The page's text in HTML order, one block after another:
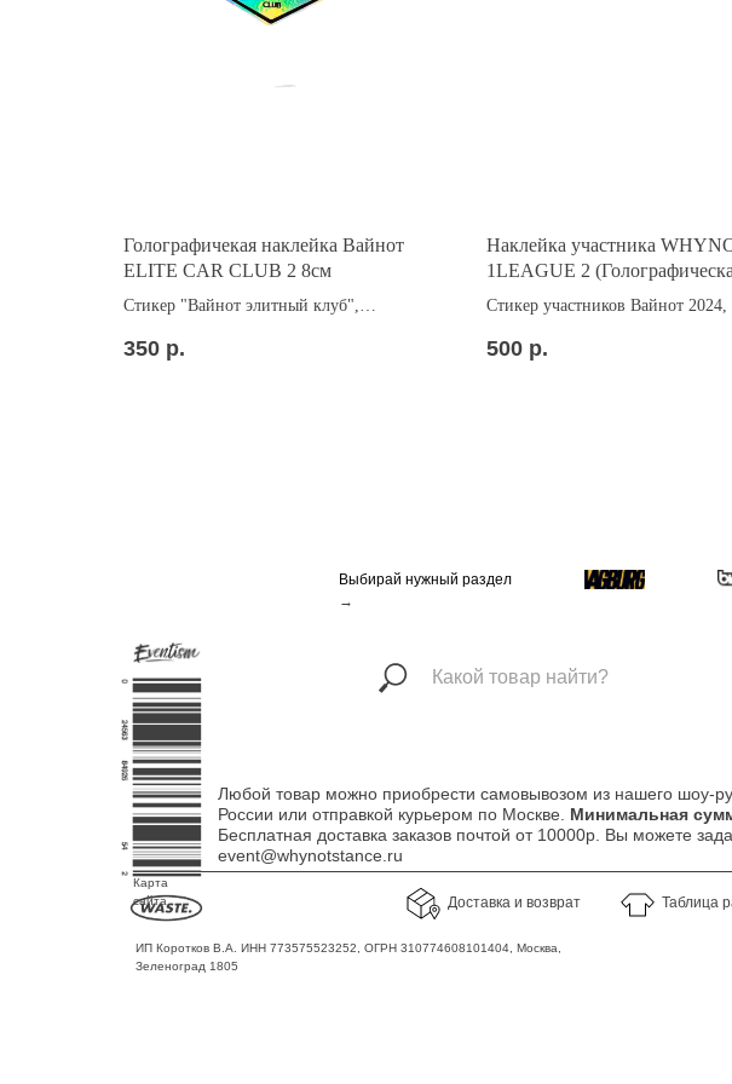
Голографичекая наклейка Вайнот
ELITE CAR CLUB 2 8см
Стикер "Вайнот элитный клуб",
350 р.
Наклейка участника
1LEAGUE 2
Стикер участников Вайнот 2024,
500 р.
Выбирай нужный раздел
→
Доставка и возврат Таблица
Любой товар можно приобрести самовывозом из нашего шоу-
России или отправкой курьером по Москве. Минимальная
Бесплатная доставка заказов почтой от 10000р. Вы можете
event@whynotstance.ru
Карта
сайта
ИП Коротков В.А. ИНН 773575523252, ОГРН 310774608101404, Москва,
Зеленоград 1805